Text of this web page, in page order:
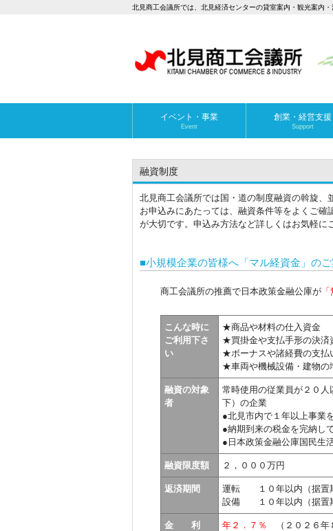
北見商工会議所では、北見経済センターの貸室案内・観光案内
イベント・事業
Event
創業・経営支援
Support
融資制度
北見商工会議所では国・道の制度融資の斡旋、
お申込みにあたっては、融資条件等をよくご
が大切です。申込み方法など詳しくはお気軽に
■小規模企業の皆様へ「マル経資金」の
商工会議所の推薦で日本政策金融公庫が
こんな時に
ご利用下さ
い
★商品や材料の仕入資金
★買掛金や支払手形の決済
★ボーナスや諸経費の支払
★車両や機械設備・建物の
融資の対象
者
常時使用の従業員が２０
下）の企業
●北見市内で１年以上事業
●納期到来の税金を完納し
●日本政策金融公庫国民生
融資限度額 ２，０００万円
返済期間
運転 １０年以内（据置期
設備 １０年以内（据置期
金 利 年２．７％ （２０２６年